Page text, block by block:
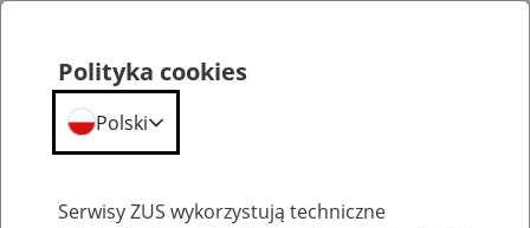
Polityka cookies
Polski
Serwisy ZUS wykorzystują techniczne